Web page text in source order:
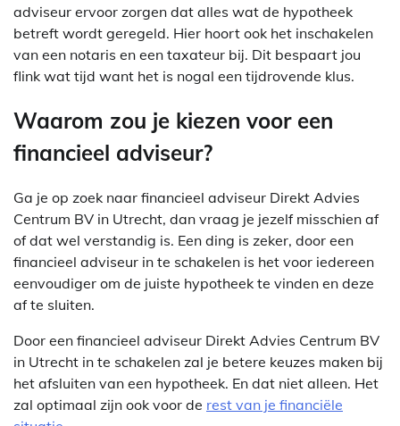
adviseur ervoor zorgen dat alles wat de hypotheek
betreft wordt geregeld. Hier hoort ook het inschakelen
van een notaris en een taxateur bij. Dit bespaart jou
flink wat tijd want het is nogal een tijdrovende klus.
Waarom zou je kiezen voor een
financieel adviseur?
Ga je op zoek naar financieel adviseur Direkt Advies
Centrum BV in Utrecht, dan vraag je jezelf misschien af
of dat wel verstandig is. Een ding is zeker, door een
financieel adviseur in te schakelen is het voor iedereen
eenvoudiger om de juiste hypotheek te vinden en deze
af te sluiten.
Door een financieel adviseur Direkt Advies Centrum BV
in Utrecht in te schakelen zal je betere keuzes maken bij
het afsluiten van een hypotheek. En dat niet alleen. Het
zal optimaal zijn ook voor de rest van je financiële